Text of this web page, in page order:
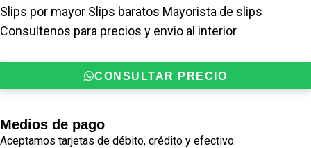
Slips por mayor Slips baratos Mayorista de slips
Consultenos para precios y envio al interior
CONSULTAR PRECIO
Medios de pago
Aceptamos tarjetas de débito, crédito y efectivo.